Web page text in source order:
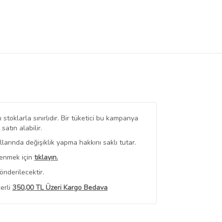
stoklarla sınırlıdır. Bir tüketici bu kampanya
alabilir.
değişiklik yapma hakkını saklı tutar.
için tıklayın.
350,00 TL Üzeri Kargo Bedava